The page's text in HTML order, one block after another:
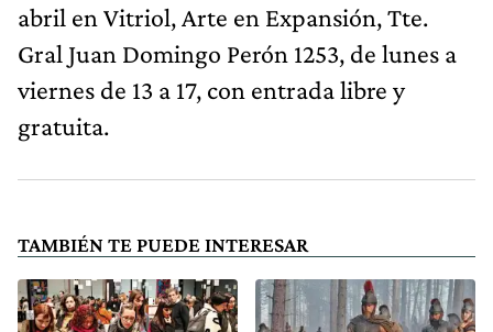
abril en Vitriol, Arte en Expansión, Tte.
Gral Juan Domingo Perón 1253, de lunes a
viernes de 13 a 17, con entrada libre y
gratuita.
TAMBIÉN TE PUEDE INTERESAR